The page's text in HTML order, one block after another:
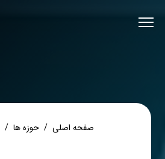
صفحه اصلی حوزه ها